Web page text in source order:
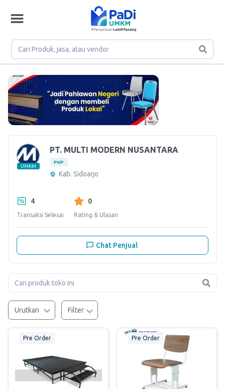
UMKM
PT. MULTI MODERN NUSANTARA
PKP
Kab. Sidoarjo
4
Transaksi Selesai
0
Rating & Ulasan
Chat Penjual
Urutkan Filter
Pre Order Pre Order